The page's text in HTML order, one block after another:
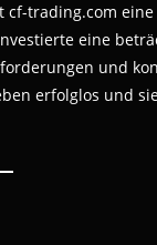
cf-trading.com
eine
und
erfolglos und